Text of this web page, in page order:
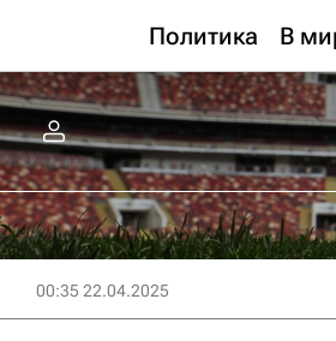
Политика В
00:35 22.04.2025